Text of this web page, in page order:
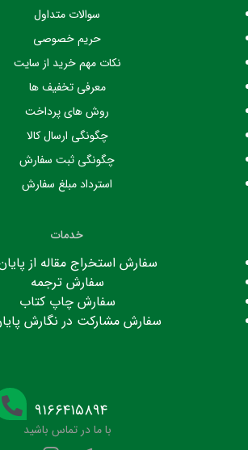
سوالات متداول
حریم خصوصی
نکات مهم خرید از سایت
معرفی تخفیف ها
روش های پرداخت
چگونگی ارسال کالا
چگونگی ثبت سفارش
استرداد مبلغ سفارش
خدمات
سفارش استخراج مقاله از
سفارش ترجمه
سفارش چاپ کتاب
سفارش مشارکت در نگارش
۹۱۶۶۴۱۵۸۹۴
با ما در تماس باشید